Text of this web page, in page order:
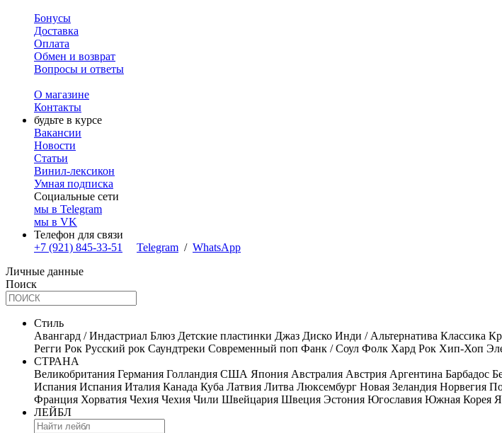
Бонусы
Доставка
Оплата
Обмен и возврат
Вопросы и ответы
О магазине
Контакты
будьте в курсе
Вакансии
Новости
Статьи
Винил-лексикон
Умная подписка
Социальные сети
мы в Telegram
мы в VK
Телефон для связи
+7 (921) 845-33-51
Telegram / WhatsApp
Личные данные
Поиск
Стиль
Авангард / Индастриал Блюз Детские пластинки Джаз Диско Инди / Альтернатива Классика
Регги Рок Русский рок Саундтреки Современный поп Фанк / Соул Фолк Хард Рок Хип-Хоп
СТРАНА
Великобритания Германия Голландия США Япония Австралия Австрия Аргентина Барбадос
Испания Испания Италия Канада Куба Латвия Литва Люксембург Новая Зеландия Норвегия
Франция Хорватия Чехия Чехия Чили Швейцария Швеция Эстония Югославия Южная Корея
ЛЕЙБЛ